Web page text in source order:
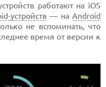
работают на iOS
устройств — на Android
не вспоминать, что
время от версии к